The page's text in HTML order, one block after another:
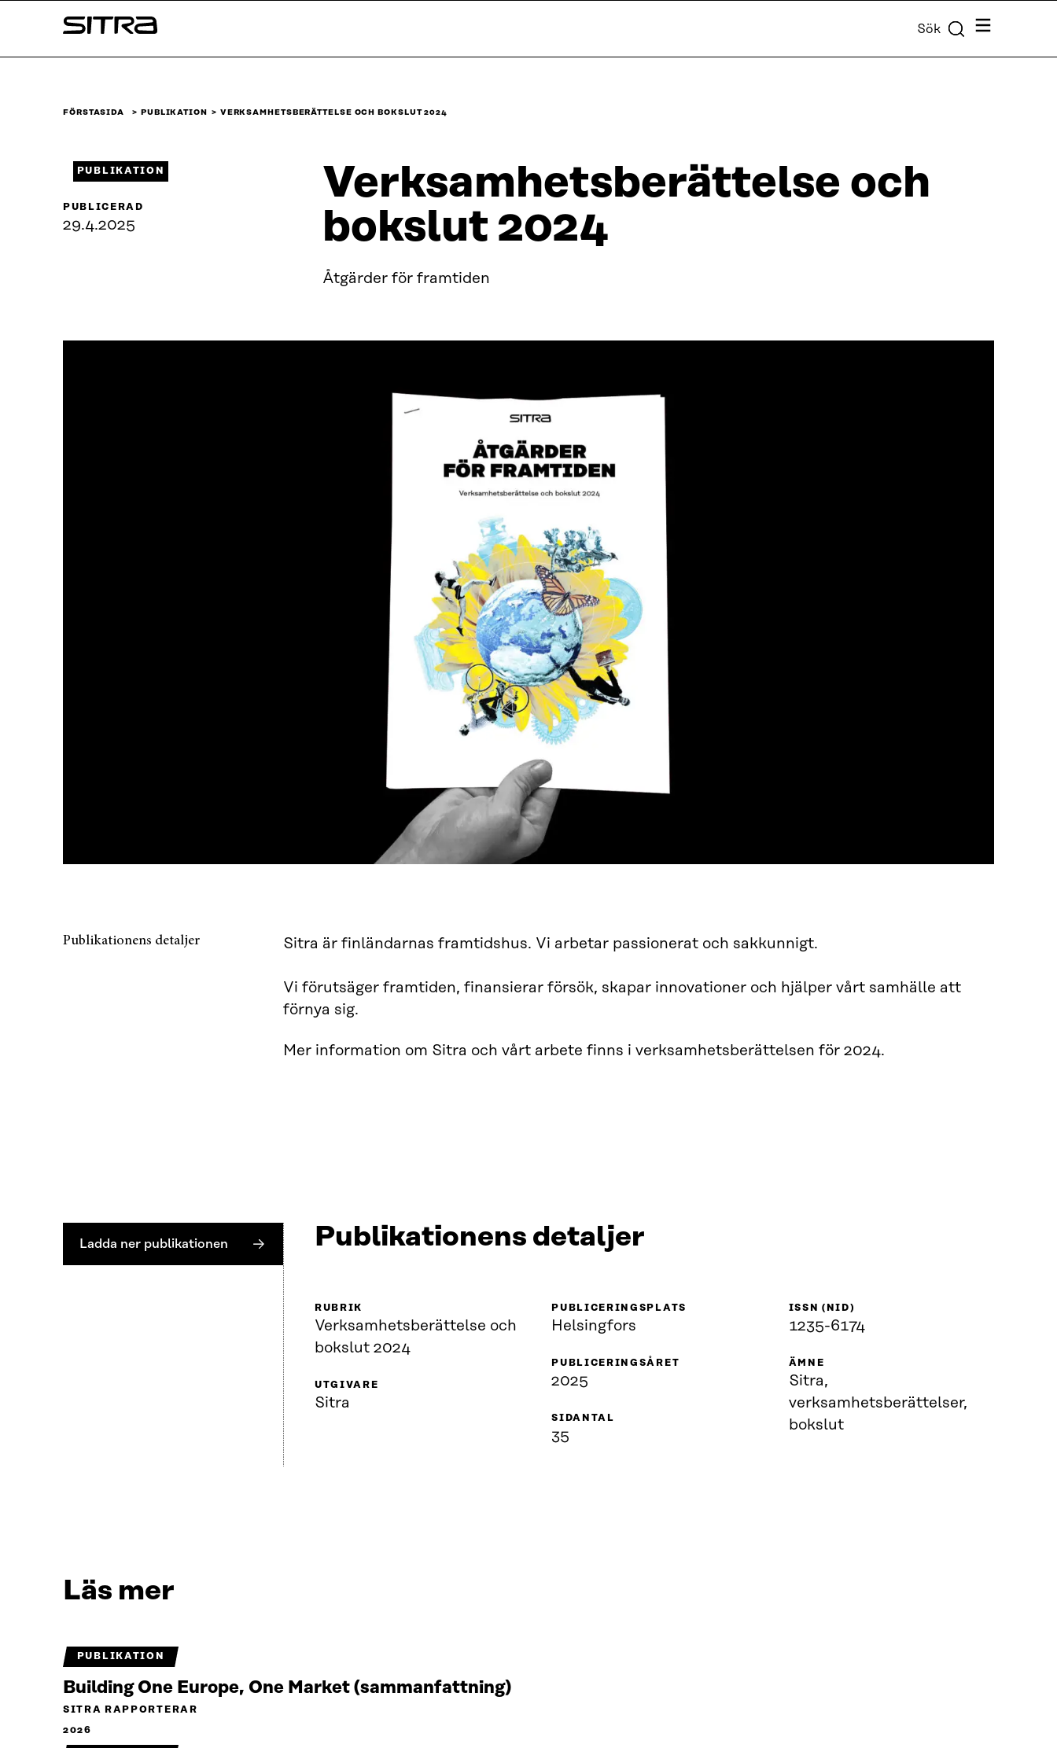
↓
Sitra Sök Meny
FÖRSTASIDA PUBLIKATION VERKSAMHETSBERÄTTELSE OCH BOKSLUT 2024
Verksamhetsberättelse och
bokslut 2024
Åtgärder för framtiden
PUBLIKATION
PUBLICERAD
29.4.2025
Publikationens detaljer Sitra är finländarnas framtidshus. Vi arbetar passionerat och sakkunnigt.
Vi förutsäger framtiden, finansierar försök, skapar innovationer och hjälper vårt samhälle att
förnya sig.
Mer information om Sitra och vårt arbete finns i verksamhetsberättelsen för 2024.
Ladda ner publikationen Publikationens detaljer
RUBRIK
Verksamhetsberättelse och
bokslut 2024
UTGIVARE
Sitra
PUBLICERINGSPLATS
Helsingfors
PUBLICERINGSÅRET
2025
SIDANTAL
35
ISSN (NID)
1235-6174
ÄMNE
Sitra,
verksamhetsberättelser,
bokslut
Läs mer
PUBLIKATION
Building One Europe, One Market (sammanfattning)
SITRA RAPPORTERAR
2026